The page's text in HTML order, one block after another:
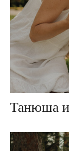
Танюша